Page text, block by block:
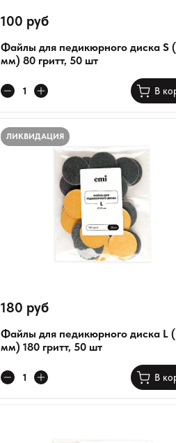
100 руб
Файлы для педикюрного диска S
мм) 80 гритт, 50 шт
В
ЛИКВИДАЦИЯ
180 руб
Файлы для педикюрного диска L
мм) 180 гритт, 50 шт
В